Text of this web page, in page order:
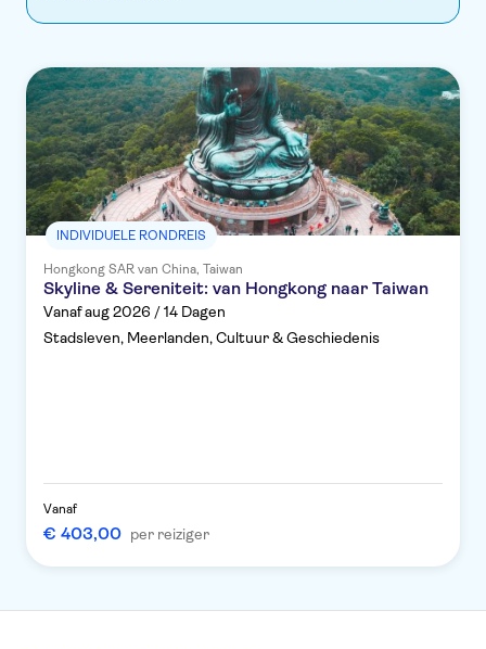
INDIVIDUELE RONDREIS
Hongkong SAR van China, Taiwan
Skyline & Sereniteit: van Hongkong naar Taiwan
Vanaf aug 2026 / 14 Dagen
Stadsleven, Meerlanden, Cultuur & Geschiedenis
Vanaf
€ 403,00 per reiziger